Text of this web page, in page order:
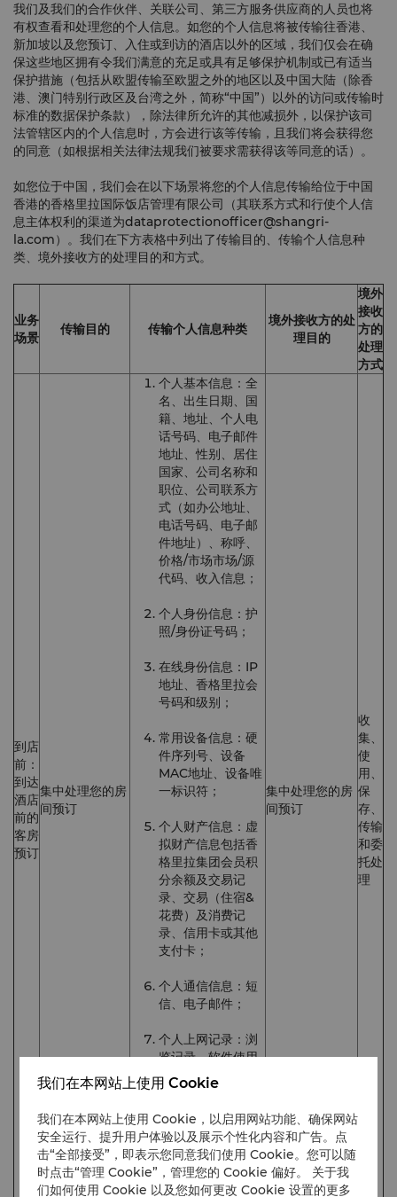
我们及我们的合作伙伴、关联公司、第三方服务供应商的人员也将
有权查看和处理您的个人信息。如您的个人信息将被传输往香港、
新加坡以及您预订、入住或到访的酒店以外的区域，我们仅会在确
保这些地区拥有令我们满意的充足或具有足够保护机制或已有适当
保护措施（包括从欧盟传输至欧盟之外的地区以及中国大陆（除香
港、澳门特别行政区及台湾之外，简称“中国”）以外的访问或传输时
标准的数据保护条款），除法律所允许的其他减损外，以保护该司
法管辖区内的个人信息时，方会进行该等传输，且我们将会获得您
的同意（如根据相关法律法规我们被要求需获得该等同意的话）。
如您位于中国，我们会在以下场景将您的个人信息传输给位于中国
香港的香格里拉国际饭店管理有限公司（其联系方式和行使个人信
息主体权利的渠道为dataprotectionofficer@shangri-
la.com）。我们在下方表格中列出了传输目的、传输个人信息种
类、境外接收方的处理目的和方式。
业务
场景
传输目的 传输个人信息种类
境外接收方的处
理目的
境外
接收
方的
处理
方式
到店
前：
到达
酒店
前的
客房
预订
集中处理您的房
间预订
个人基本信息：全
名、出生日期、国
籍、地址、个人电
话号码、电子邮件
地址、性别、居住
国家、公司名称和
职位、公司联系方
式（如办公地址、
电话号码、电子邮
件地址）、称呼、
价格/市场市场/源
代码、收入信息；
个人身份信息：护
照/身份证号码；
在线身份信息：IP
地址、香格里拉会
号码和级别；
常用设备信息：硬
件序列号、设备
MAC地址、设备唯
一标识符；
个人财产信息：虚
拟财产信息包括香
格里拉集团会员积
分余额及交易记
录、交易（住宿&
花费）及消费记
录、信用卡或其他
支付卡；
个人通信信息：短
信、电子邮件；
个人上网记录：浏
览记录、软件使用
记录、点击记录；
个人位置信息：行
踪记录、精确位置
信息、经纬度；
其他信息：住宿信
集中处理您的房
间预订
收
集、
使
用、
保
存、
传输
和委
托处
理
我们在本网站上使用 Cookie
我们在本网站上使用 Cookie，以启用网站功能、确保网站
安全运行、提升用户体验以及展示个性化内容和广告。点
击“全部接受”，即表示您同意我们使用 Cookie。您可以随
时点击“管理 Cookie”，管理您的 Cookie 偏好。 关于我
们如何使用 Cookie 以及您如何更改 Cookie 设置的更多